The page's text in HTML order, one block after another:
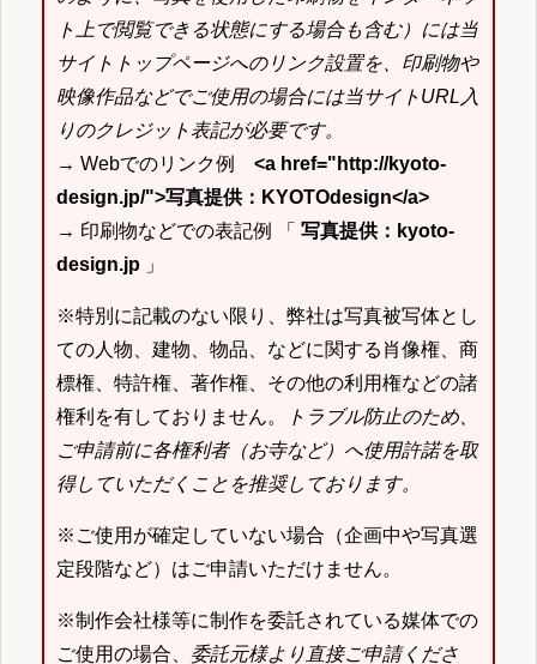
ト上で閲覧できる状態にする場合も含む）には当
サイトトップページへのリンク設置を、印刷物や
映像作品などでご使用の場合には当サイトURL入
りのクレジット表記が必要です。
→ Webでのリンク例 <a href="http://kyoto-
design.jp/">写真提供：KYOTOdesign</a>
→ 印刷物などでの表記例 「 写真提供：kyoto-
design.jp 」
※特別に記載のない限り、弊社は写真被写体とし
ての人物、建物、物品、などに関する肖像権、商
標権、特許権、著作権、その他の利用権などの諸
権利を有しておりません。
トラブル防止のため、
ご申請前に各権利者（お寺など）へ使用許諾を取
得していただくことを推奨しております。
※ご使用が確定していない場合（企画中や写真選
定段階など）はご申請いただけません。
※制作会社様等に制作を委託されている媒体での
ご使用の場合、 委託元様より直接ご申請くださ